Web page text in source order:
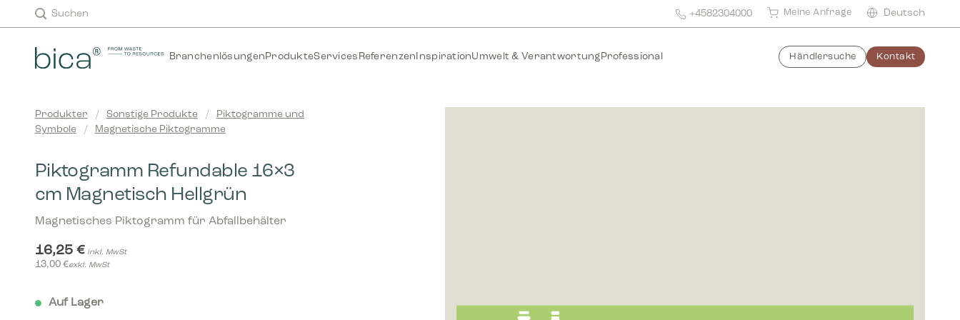
Inhalt
Suchen +4582304000 Meine Anfrage Deutsch
Branchenlösungen ProdukteServices Referenzen InspirationUmwelt & Verantwortung Professional Händlersuche Kontakt
Produkter / Sonstige Produkte /
Piktogramme und
Symbole
/ Magnetische Piktogramme
Piktogramm Refundable 16×3
cm Magnetisch Hellgrün
Magnetisches Piktogramm für Abfallbehälter
16,25 € inkl. MwSt
13,00 €exkl. MwSt
Auf Lager